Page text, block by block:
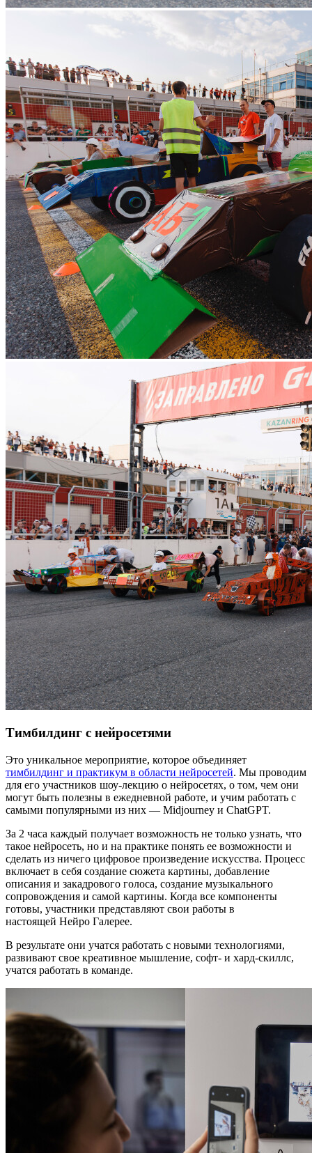
Тимбилдинг с нейросетями
Это уникальное мероприятие, которое объединяет
тимбилдинг и практикум в области нейросетей. Мы проводим
для его участников шоу-лекцию о нейросетях, о том, чем они
могут быть полезны в ежедневной работе, и учим работать с
самыми популярными из них — Midjourney и ChatGPT.
За 2 часа каждый получает возможность не только узнать, что
такое нейросеть, но и на практике понять ее возможности и
сделать из ничего цифровое произведение искусства. Процесс
включает в себя создание сюжета картины, добавление
описания и закадрового голоса, создание музыкального
сопровождения и самой картины. Когда все компоненты
готовы, участники представляют свои работы в
настоящей Нейро Галерее.
В результате они учатся работать с новыми технологиями,
развивают свое креативное мышление, софт- и хард-скиллс,
учатся работать в команде.